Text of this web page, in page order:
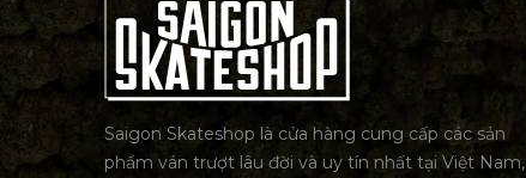
Saigon Skateshop là cửa hàng cung cấp các sản
phẩm ván trượt lâu đời và uy tín nhất tại Việt Nam,